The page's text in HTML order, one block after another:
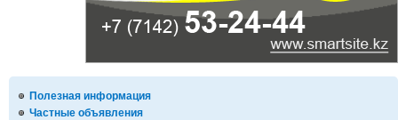
Полезная информация
Частные объявления